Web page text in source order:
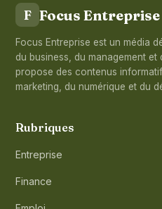
F Focus Entreprise
Focus Entreprise est un média
du business, du management et
propose des contenus
marketing, du numérique et du
Rubriques
Entreprise
Finance